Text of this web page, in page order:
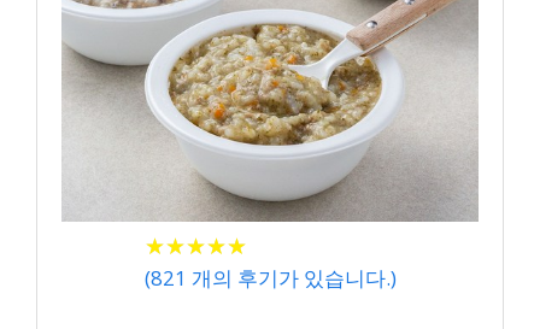
★★★★★
★★★★★
(821 개의 후기가 있습니다.)